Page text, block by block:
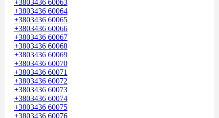
+3803436 60063
+3803436 60064
+3803436 60065
+3803436 60066
+3803436 60067
+3803436 60068
+3803436 60069
+3803436 60070
+3803436 60071
+3803436 60072
+3803436 60073
+3803436 60074
+3803436 60075
+3803436 60076